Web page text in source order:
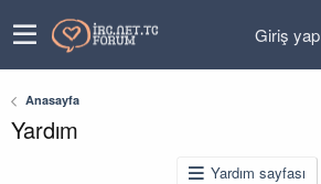
Giriş yap
Anasayfa
Yardım
Yardım sayfası